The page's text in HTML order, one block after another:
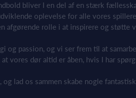
bliver I en del af en stærk
oplevelse for alle vores
afgørende rolle i at inspirere og støtte
og passion, og vi ser frem til at
vores dør altid er åben, hvis I har
lad os sammen skabe nogle